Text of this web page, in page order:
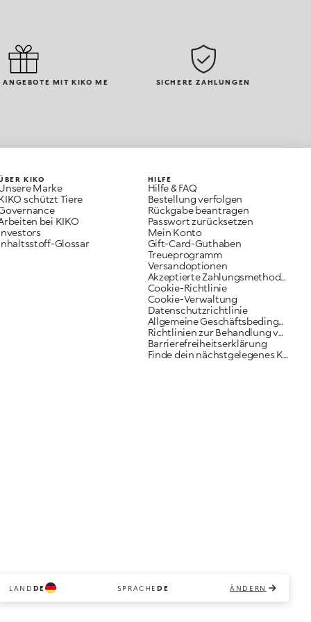
ANGEBOTE MIT KIKO ME SICHERE ZAHLUNGEN
KIKO
Marke
schützt Tiere
bei KIKO
Glossar
HILFE
Hilfe & FAQ
Bestellung verfolgen
Rückgabe beantragen
Passwort zurücksetzen
Mein Konto
Gift-Card-Guthaben
Treueprogramm
Versandoptionen
Akzeptierte Zahlungsmethoden
Cookie-Richtlinie
Cookie-Verwaltung
Datenschutzrichtlinie
Allgemeine Geschäftsbedingungen
Richtlinien zur Behandlung von Reklamationen
Barrierefreiheitserklärung
Finde dein nächstgelegenes KIKO Geschäft
LAND DE SPRACHEDE ÄNDERN